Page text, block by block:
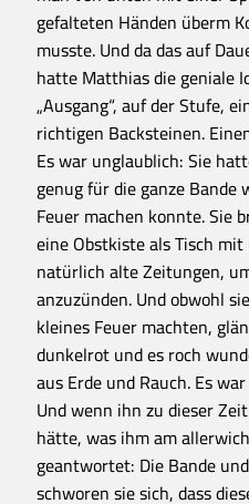
gefalteten Händen überm
musste. Und da das auf
hatte Matthias die geniale
„Ausgang“, auf der Stufe,
richtigen Backsteinen.
Es war unglaublich: Sie
genug für die ganze Bande
Feuer machen konnte. Sie
eine Obstkiste als Tisch
natürlich alte Zeitungen,
anzuzünden. Und obwohl
kleines Feuer machten,
dunkelrot und es roch
aus Erde und Rauch. Es
Und wenn ihn zu dieser
hätte, was ihm am
geantwortet: Die Bande
schworen sie sich, dass